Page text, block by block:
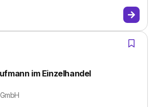
im Einzelhandel